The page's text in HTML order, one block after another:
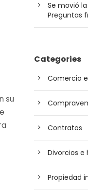
su
Se movió
Preguntas
Categories
Comercio
Contratos
Divorcios e
Propiedad